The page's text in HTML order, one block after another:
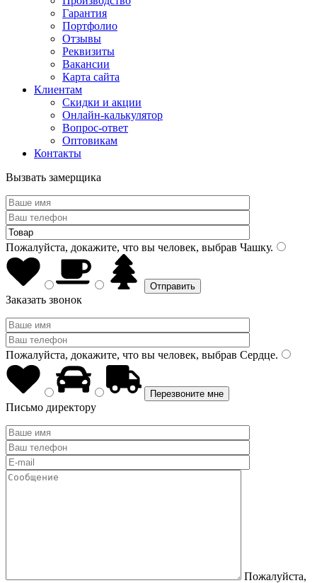
Гарантия
Портфолио
Отзывы
Реквизиты
Вакансии
Карта сайта
Клиентам
Скидки и акции
Онлайн-калькулятор
Вопрос-ответ
Оптовикам
Контакты
Вызвать замерщика
Пожалуйста, докажите, что вы человек, выбрав Чашку.
Заказать звонок
Пожалуйста, докажите, что вы человек, выбрав Сердце.
Письмо директору
Пожалуйста,